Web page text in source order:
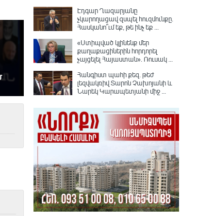
Էդգար Ղազարյանը
չկարողացավ զսպել հուզմունքը.
Հասկանո՞ւմ եք, թե ինչ եք ...
«Ստիպված կլինենք մեր
քաղաքացիներին հորդորել
չայցելել Հայաստան»․ Ռուսակ ...
Հանգիստ պահի քեզ. թեժ
լեզվակռիվ Տարոն Չախոյանի և
Նարեկ Կարապետյանի միջ ...